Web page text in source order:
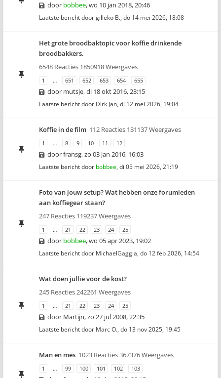
door bobbee,wo 10 jan 2018, 20:46
Laatste bericht doorgilleko B., do 14 mei 2026, 18:08
Het grote broodbaktopic voor koffie drinkende
broodbakkers.
6548 Reacties 1850918 Weergaves
1 … 651 652 653 654 655
door mutsje,di 18 okt 2016, 23:15
Laatste bericht door Dirk Jan, di 12 mei 2026, 19:04
Koffie in de film 112 Reacties 131137 Weergaves
1 … 8 9 10 11 12
doorfransg,zo 03 jan 2016, 16:03
Laatste bericht door bobbee, di 05 mei 2026, 21:19
Foto van jouw setup? Wat hebben onze forumleden
aan koffiegear staan?
247 Reacties 119237 Weergaves
1 … 21 22 23 24 25
door bobbee,wo 05 apr 2023, 19:02
Laatste bericht door MichaelGaggia, do 12 feb 2026, 14:54
Wat doen jullie voor de kost?
245 Reacties 242261 Weergaves
1 … 21 22 23 24 25
door Martijn,zo 27 jul 2008, 22:35
Laatste bericht door Marc O., do 13 nov 2025, 19:45
Man en mes 1023 Reacties 367376 Weergaves
1 … 99 100 101 102 103